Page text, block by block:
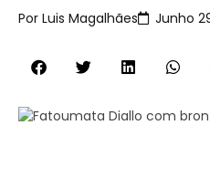
Por Luis Magalhães Junho